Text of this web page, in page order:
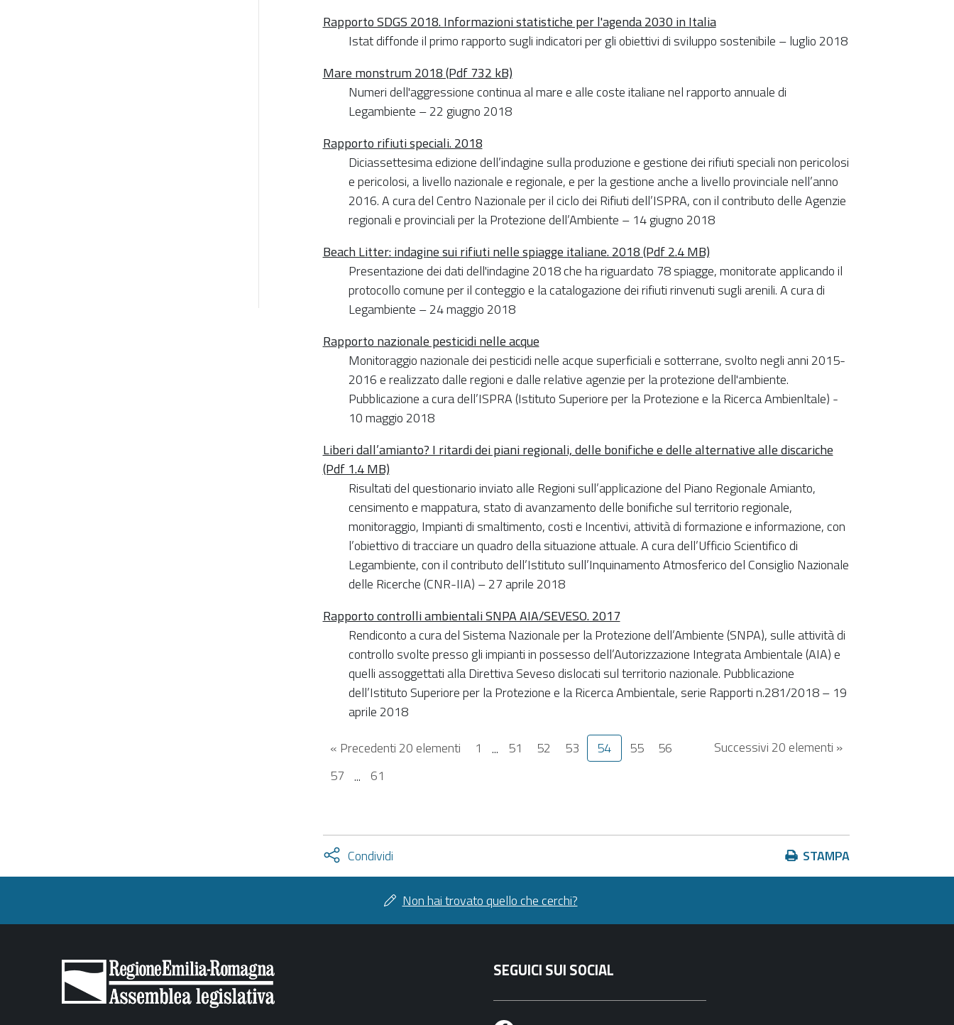
Rapporto SDGS 2018. Informazioni statistiche per l'agenda 2030 in Italia
Istat diffonde il primo rapporto sugli indicatori per gli obiettivi di sviluppo sostenibile – luglio 2018
Mare monstrum 2018 (Pdf 732 kB)
Numeri dell'aggressione continua al mare e alle coste italiane nel rapporto annuale di
Legambiente – 22 giugno 2018
Rapporto rifiuti speciali. 2018
Diciassettesima edizione dell’indagine sulla produzione e gestione dei rifiuti speciali non pericolosi
e pericolosi, a livello nazionale e regionale, e per la gestione anche a livello provinciale nell’anno
2016. A cura del Centro Nazionale per il ciclo dei Rifiuti dell’ISPRA, con il contributo delle Agenzie
regionali e provinciali per la Protezione dell’Ambiente – 14 giugno 2018
Beach Litter: indagine sui rifiuti nelle spiagge italiane. 2018 (Pdf 2.4 MB)
Presentazione dei dati dell'indagine 2018 che ha riguardato 78 spiagge, monitorate applicando il
protocollo comune per il conteggio e la catalogazione dei rifiuti rinvenuti sugli arenili. A cura di
Legambiente – 24 maggio 2018
Rapporto nazionale pesticidi nelle acque
Monitoraggio nazionale dei pesticidi nelle acque superficiali e sotterrane, svolto negli anni 2015-
2016 e realizzato dalle regioni e dalle relative agenzie per la protezione dell'ambiente.
Pubblicazione a cura dell’ISPRA (Istituto Superiore per la Protezione e la Ricerca Ambienltale) -
10 maggio 2018
Liberi dall’amianto? I ritardi dei piani regionali, delle bonifiche e delle alternative alle discariche
(Pdf 1.4 MB)
Risultati del questionario inviato alle Regioni sull’applicazione del Piano Regionale Amianto,
censimento e mappatura, stato di avanzamento delle bonifiche sul territorio regionale,
monitoraggio, Impianti di smaltimento, costi e Incentivi, attività di formazione e informazione, con
l’obiettivo di tracciare un quadro della situazione attuale. A cura dell’Ufficio Scientifico di
Legambiente, con il contributo dell’Istituto sull’Inquinamento Atmosferico del Consiglio Nazionale
delle Ricerche (CNR-IIA) – 27 aprile 2018
Rapporto controlli ambientali SNPA AIA/SEVESO. 2017
Rendiconto a cura del Sistema Nazionale per la Protezione dell’Ambiente (SNPA), sulle attività di
controllo svolte presso gli impianti in possesso dell’Autorizzazione Integrata Ambientale (AIA) e
quelli assoggettati alla Direttiva Seveso dislocati sul territorio nazionale. Pubblicazione
dell’Istituto Superiore per la Protezione e la Ricerca Ambientale, serie Rapporti n.281/2018 – 19
aprile 2018
« Precedenti 20 elementi
Successivi 20 elementi »
1 ... 51 52 53 54 55
56
57 ... 61
Azioni
sul
STAMPA
Condividi
facebook
twitter
Attiva
condividi
Non hai trovato quello che cerchi?
SEGUICI SUI SOCIAL